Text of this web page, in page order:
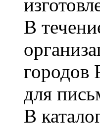
В
городов
для
В